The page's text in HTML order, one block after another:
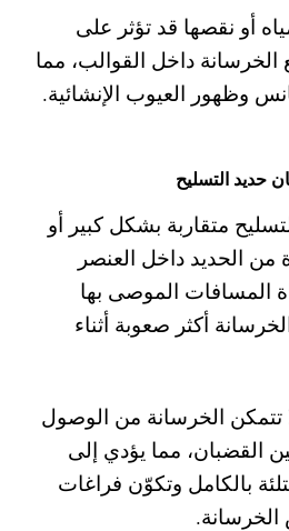
أو نقصها قد تؤثر على
الخرسانة داخل القوالب، مما
وظهور العيوب الإنشائية.
حديد التسليح
متقاربة بشكل كبير أو
الحديد داخل العنصر
المسافات الموصى بها
أكثر صعوبة أثناء
تتمكن الخرسانة من الوصول
القضبان، مما يؤدي إلى
بالكامل وتكوّن فراغات